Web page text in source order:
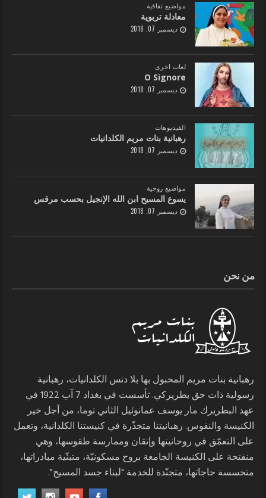
مواضيع ثقافية
معادلة تربوية
ديسمبر 07, 2018
لغات اخرى
O Signore
ديسمبر 07, 2018
الفيديوهات
رهبانية بنات مريم الكلدانيات
ديسمبر 07, 2018
مواضيع روحية
يسوع المسيح ابن الله الإنجيل بحسب مرقس
ديسمبر 07, 2018
من نحن
رهبانية بنات مريم المحبول بها بلا دنس الكلدانيات، رهبانية
رسولية ذات حق بطريركي. تأسست في بغداد 7 آب 1922 في
عهد البطريرك مار يوسف عمانوئيل الثاني توما، من أجل خير
الكنيسة والنفوس. رهبانيتنا متجذّرة في كنيستنا الكلدانية، وتعمل
على التعمّق في روحانيتها وإتقان وممارسة طقوسها، وهي
منفتحة على الكنيسة الجامعة بروح مسكونيّة، متبنّية مبادراتها،
متحسسة حاجاتها، متجنّدة للخدمة "لبناء جسد المسيح".